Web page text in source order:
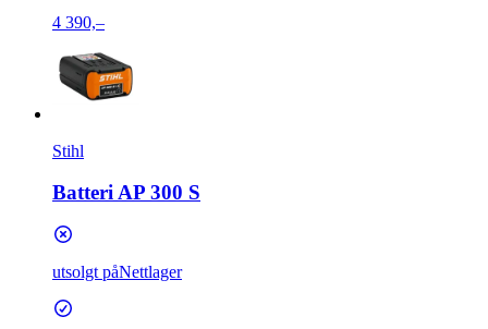
4 390,–
Stihl
Batteri AP 300 S
utsolgt påNettlager